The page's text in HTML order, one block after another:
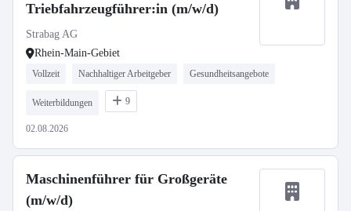
Triebfahrzeugführer:in (m/w/d)
Strabag AG
Rhein-Main-Gebiet
Vollzeit Nachhaltiger Arbeitgeber Gesundheitsangebote
Weiterbildungen 9
02.08.2026
Maschinenführer für Großgeräte
(m/w/d)